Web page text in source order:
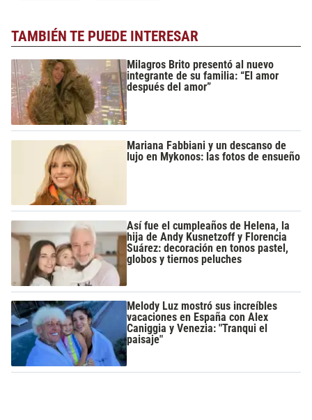
TAMBIÉN TE PUEDE INTERESAR
Milagros Brito presentó al nuevo
integrante de su familia: “El amor
después del amor”
Mariana Fabbiani y un descanso de
lujo en Mykonos: las fotos de ensueño
Así fue el cumpleaños de Helena, la
hija de Andy Kusnetzoff y Florencia
Suárez: decoración en tonos pastel,
globos y tiernos peluches
Melody Luz mostró sus increíbles
vacaciones en España con Alex
Caniggia y Venezia: "Tranqui el
paisaje"